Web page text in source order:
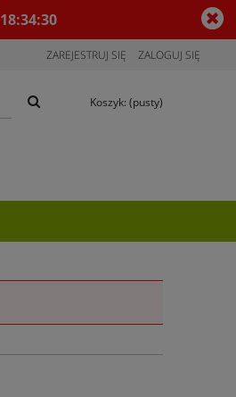
18:34:30
ZAREJESTRUJ SIĘ ZALOGUJ SIĘ
Koszyk: (pusty)